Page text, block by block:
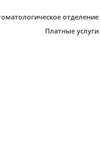
отделение
Платные услуги